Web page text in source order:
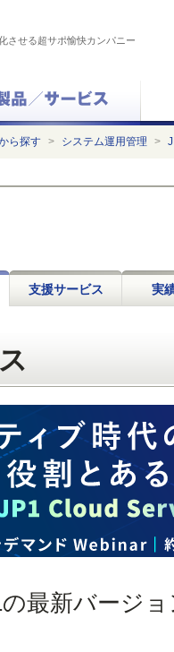
させる超サポ愉快カンパニー
ら探す > システム運用管理 >
支援サービス 実
最新バージ